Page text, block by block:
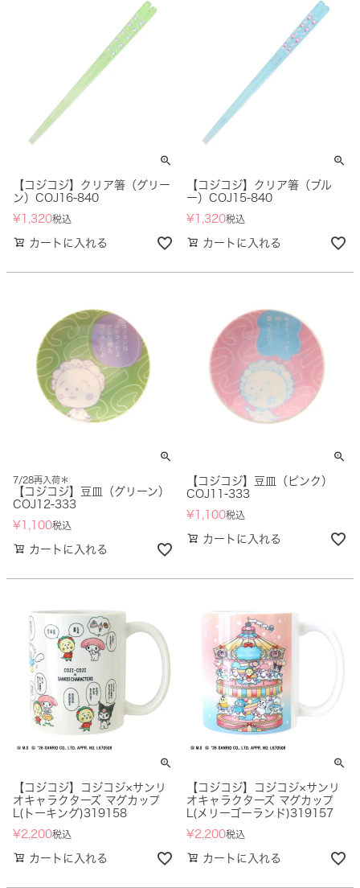
【コジコジ】クリア箸（グリー
ン）COJ16-840
¥ 1,320税込
カートに入れる
【コジコジ】クリア箸（ブル
ー）COJ15-840
¥ 1,320税込
カートに入れる
7/28再入荷＊
【コジコジ】豆皿（グリーン）
COJ12-333
¥ 1,100税込
カートに入れる
【コジコジ】豆皿（ピンク）
COJ11-333
¥ 1,100税込
カートに入れる
【コジコジ】コジコジ×サンリ
オキャラクターズ マグカップ
L(トーキング)319158
¥2,200税込
カートに入れる
【コジコジ】コジコジ×サンリ
オキャラクターズ マグカップ
L(メリーゴーランド)319157
¥2,200税込
カートに入れる